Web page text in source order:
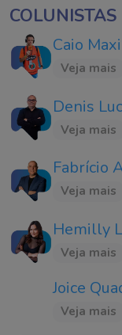
COLUNISTAS
Caio
Veja mais
Denis
Veja mais
Fabrício
Veja mais
Hemilly
Veja mais
Joice
Veja mais